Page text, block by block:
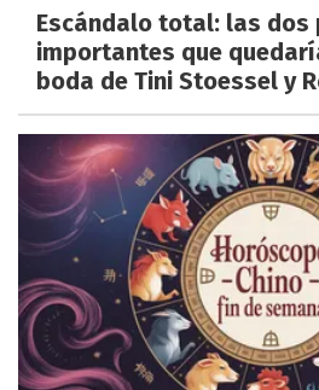
Escándalo total: las dos
importantes que
boda de Tini Stoessel y